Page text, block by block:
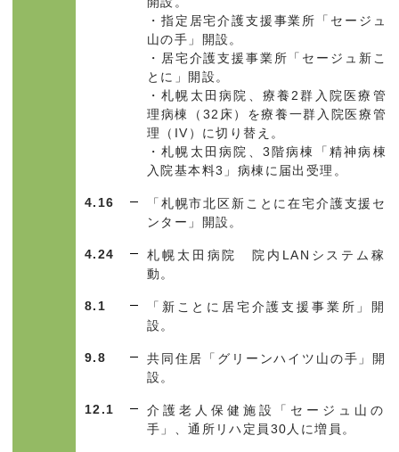
・指定居宅介護支援事業所「セージュ
山の手」開設。
・居宅介護支援事業所「セージュ新こ
とに」開設。
・札幌太田病院、療養2群入院医療管
理病棟（32床）を療養一群入院医療管
理（IV）に切り替え。
・札幌太田病院、3階病棟「精神病棟
入院基本料3」病棟に届出受理。
4.16
「札幌市北区新ことに在宅介護支援セ
ンター」開設。
4.24 札幌太田病院 院内 LAN システム稼
動。
8.1
「新ことに居宅介護支援事業所」開
設。
9.8
共同住居「グリーンハイツ山の手」開
設。
12.1
介護老人保健施設「セージュ山の
手」、通所リハ定員30人に増員。